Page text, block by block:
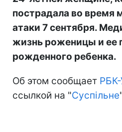
пострадала во время
атаки 7 сентября.
жизнь роженицы и ее
рожденного ребенка.
Об этом сообщает
ссылкой на "Суспільне